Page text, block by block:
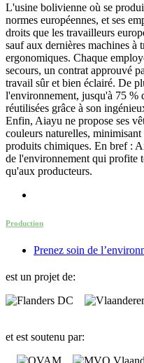
L'usine bolivienne où se
normes européennes, et ses
droits que les travailleurs
sauf aux dernières machines à
ergonomiques. Chaque
secours, un contrat approuvé
travail sûr et bien éclairé. De
l'environnement, jusqu'à 75 %
réutilisées grâce à son
Enfin, Aiayu ne propose ses
couleurs naturelles,
produits chimiques. En bref :
de l'environnement qui profite
qu'aux producteurs.
Production
Prenez soin de
est un projet de:
et est soutenu par: